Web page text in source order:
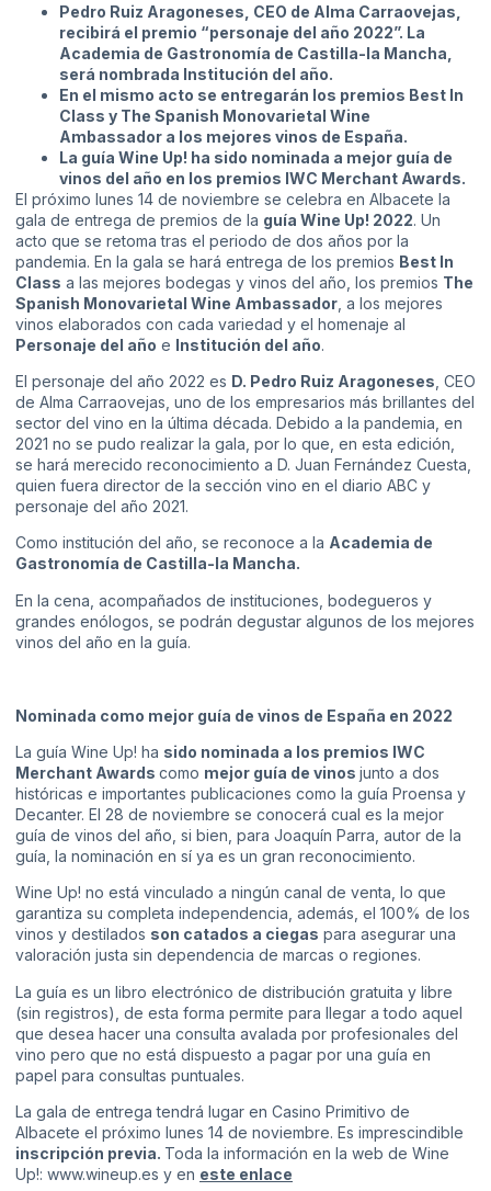
Pedro Ruiz Aragoneses, CEO de Alma Carraovejas,
recibirá el premio “personaje del año 2022”. La
Academia de Gastronomía de Castilla-la Mancha,
será nombrada Institución del año.
En el mismo acto se entregarán los premios Best In
Class y The Spanish Monovarietal Wine
Ambassador a los mejores vinos de España.
La guía Wine Up! ha sido nominada a mejor guía de
vinos del año en los premios IWC Merchant Awards.
El próximo lunes 14 de noviembre se celebra en Albacete la
gala de entrega de premios de la guía Wine Up! 2022. Un
acto que se retoma tras el periodo de dos años por la
pandemia. En la gala se hará entrega de los premios Best In
Class a las mejores bodegas y vinos del año, los premios The
Spanish Monovarietal Wine Ambassador , a los mejores
vinos elaborados con cada variedad y el homenaje al
Personaje del año e Institución del año.
El personaje del año 2022 es D. Pedro Ruiz Aragoneses , CEO
de Alma Carraovejas, uno de los empresarios más brillantes del
sector del vino en la última década. Debido a la pandemia, en
2021 no se pudo realizar la gala, por lo que, en esta edición,
se hará merecido reconocimiento a D. Juan Fernández Cuesta,
quien fuera director de la sección vino en el diario ABC y
personaje del año 2021.
Como institución del año, se reconoce a la Academia de
Gastronomía de Castilla-la Mancha.
En la cena, acompañados de instituciones, bodegueros y
grandes enólogos, se podrán degustar algunos de los mejores
vinos del año en la guía.
Nominada como mejor guía de vinos de España en 2022
La guía Wine Up! ha sido nominada a los premios IWC
Merchant Awards como mejor guía de vinos junto a dos
históricas e importantes publicaciones como la guía Proensa y
Decanter. El 28 de noviembre se conocerá cual es la mejor
guía de vinos del año, si bien, para Joaquín Parra, autor de la
guía, la nominación en sí ya es un gran reconocimiento.
Wine Up! no está vinculado a ningún canal de venta, lo que
garantiza su completa independencia, además, el 100% de los
vinos y destilados son catados a ciegas para asegurar una
valoración justa sin dependencia de marcas o regiones.
La guía es un libro electrónico de distribución gratuita y libre
(sin registros), de esta forma permite para llegar a todo aquel
que desea hacer una consulta avalada por profesionales del
vino pero que no está dispuesto a pagar por una guía en
papel para consultas puntuales.
La gala de entrega tendrá lugar en Casino Primitivo de
Albacete el próximo lunes 14 de noviembre. Es imprescindible
inscripción previa. Toda la información en la web de Wine
Up!: www.wineup.es y en este enlace